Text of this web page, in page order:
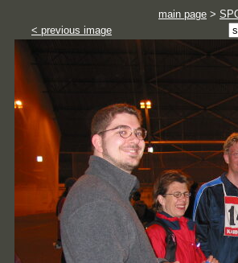
main page >
< previous image